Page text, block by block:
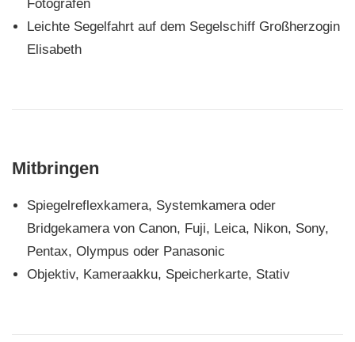
Fotografen
Leichte Segelfahrt auf dem Segelschiff Großherzogin
Elisabeth
Mitbringen
Spiegelreflexkamera, Systemkamera oder
Bridgekamera von Canon, Fuji, Leica, Nikon, Sony,
Pentax, Olympus oder Panasonic
Objektiv, Kameraakku, Speicherkarte, Stativ